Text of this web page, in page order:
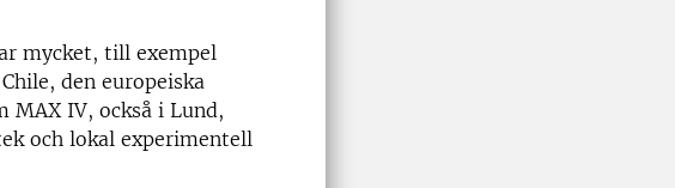
mycket, till exempel
den europeiska
MAX IV, också i Lund,
och lokal experimentell